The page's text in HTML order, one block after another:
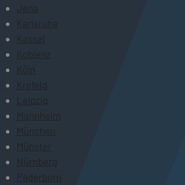
Jena
Karlsruhe
Kassel
Koblenz
Köln
Krefeld
Leipzig
Mannheim
München
Münster
Nürnberg
Paderborn